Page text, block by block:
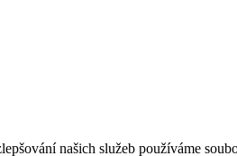
našich služeb používáme